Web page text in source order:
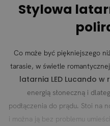
Stylowa
Co może być piękniejszego
tarasie, w świetle
latarnia LED Lucando w
energią słoneczną i
podłączenia do prądu. Stoi na
i można ją bez problemu